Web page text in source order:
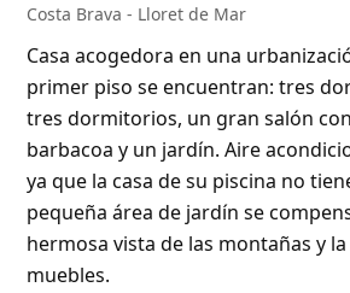
Costa Brava - Lloret de Mar
Casa acogedora en una
primer piso se encuentran: tres
tres dormitorios, un gran salón
barbacoa y un jardín. Aire
ya que la casa de su piscina no
pequeña área de jardín se
hermosa vista de las montañas y
muebles.